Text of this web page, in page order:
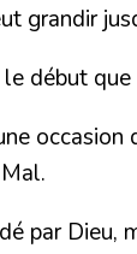
grandir
début
par Dieu,